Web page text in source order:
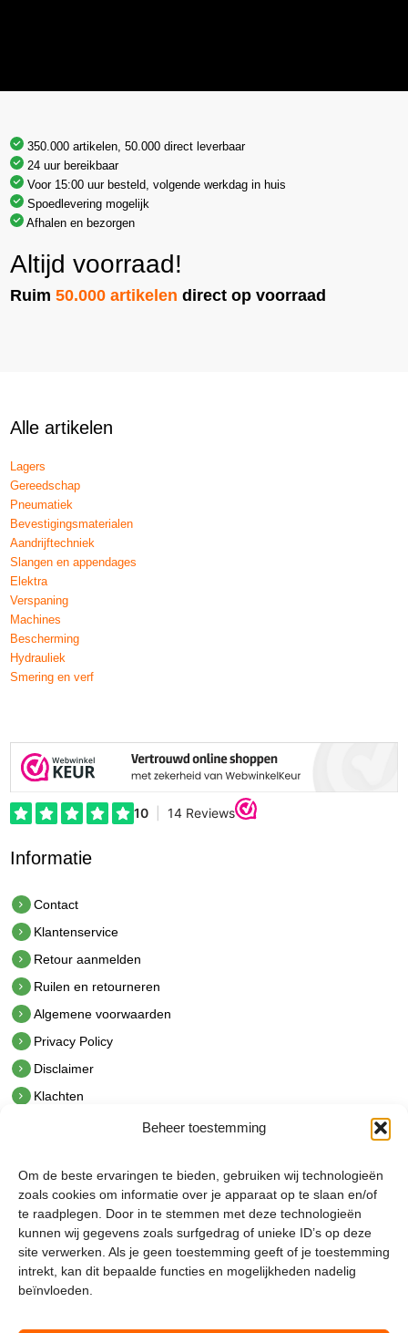
Beheer toestemming
Om de beste ervaringen te bieden, gebruiken wij technologieën
zoals cookies om informatie over je apparaat op te slaan en/of
te raadplegen. Door in te stemmen met deze technologieën
kunnen wij gegevens zoals surfgedrag of unieke ID’s op deze
site verwerken. Als je geen toestemming geeft of je toestemming
intrekt, kan dit bepaalde functies en mogelijkheden nadelig
beïnvloeden.
350.000 artikelen, 50.000 direct leverbaar
24 uur bereikbaar
Voor 15:00 uur besteld, volgende werkdag in huis
Spoedlevering mogelijk
Afhalen en bezorgen
Altijd voorraad!
Ruim50.000 artikelen direct op voorraad
Alle artikelen
Lagers
Gereedschap
Pneumatiek
Bevestigingsmaterialen
Aandrijftechniek
Slangen en appendages
Elektra
Verspaning
Machines
Bescherming
Hydrauliek
Smering en verf
Informatie
Contact
Klantenservice
Retour aanmelden
Ruilen en retourneren
Algemene voorwaarden
Privacy Policy
Disclaimer
Klachten
hetindustriehuis B.V.
De Hoek 1 1601 MR Enkhuizen
t.0228 53 00 40
e.info@hetindustriehuis.com
KVK 51483904
BTW NL850044522B01